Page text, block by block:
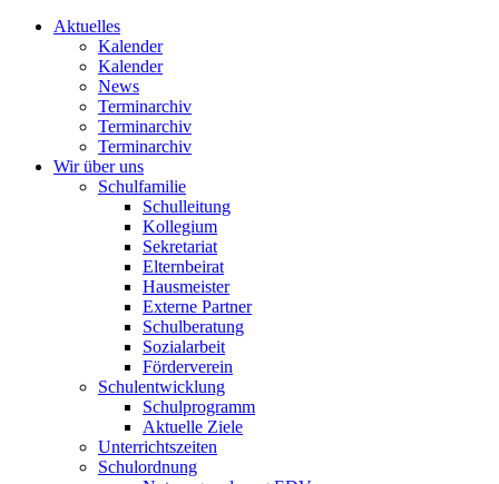
Aktuelles
Kalender
Kalender
News
Terminarchiv
Terminarchiv
Terminarchiv
Wir über uns
Schulfamilie
Schulleitung
Kollegium
Sekretariat
Elternbeirat
Hausmeister
Externe Partner
Schulberatung
Sozialarbeit
Förderverein
Schulentwicklung
Schulprogramm
Aktuelle Ziele
Unterrichtszeiten
Schulordnung